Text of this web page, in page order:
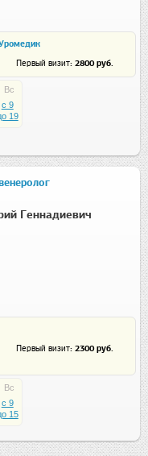
Первый визит: 2800 руб.
Вс
c 9
19
Геннадиевич
Первый визит: 2300 руб.
Вс
c 9
15